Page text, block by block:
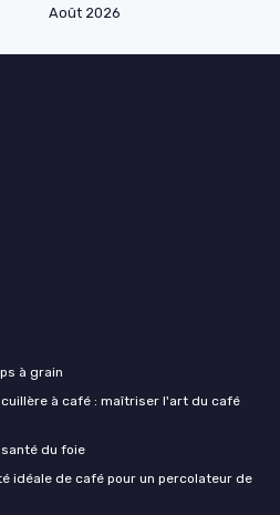
Août 2026
à grain
à café : maîtriser l'art du café
du foie
idéale de café pour un percolateur de